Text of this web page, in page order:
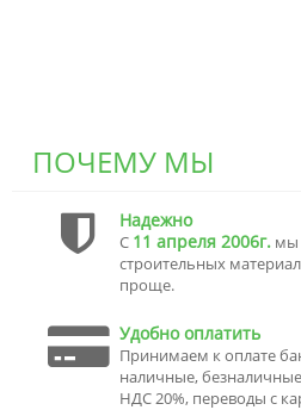
ПОЧЕМУ МЫ
Надежно
С 11 апреля 2006г. мы
строительных
проще.
Удобно оплатить
Принимаем к оплате
наличные,
НДС 20%, переводы с